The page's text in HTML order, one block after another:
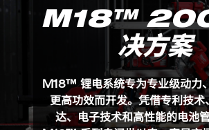
如用于泵水，则仅需清除碎屑
电池系统灵活：兼容所有美沃奇
市面上竞品基本为交流电产品，我们
案可以给客户带来更加便携，多用途
M18
产品规格
M18™
决方案
M18™ 锂电系统专为专业级动力
更高功效而开发。凭借专利技术
达、电子技术和高性能的电池